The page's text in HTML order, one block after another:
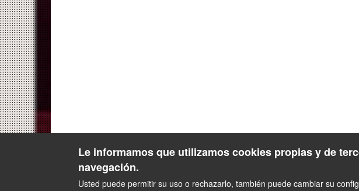
Le informamos que utilizamos cookies propias y de
navegación.
Usted puede permitir su uso o rechazarlo, también puede cambiar su